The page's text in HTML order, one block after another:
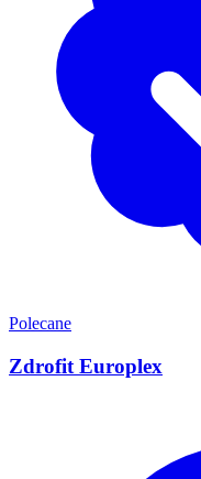
Polecane
Zdrofit Europlex